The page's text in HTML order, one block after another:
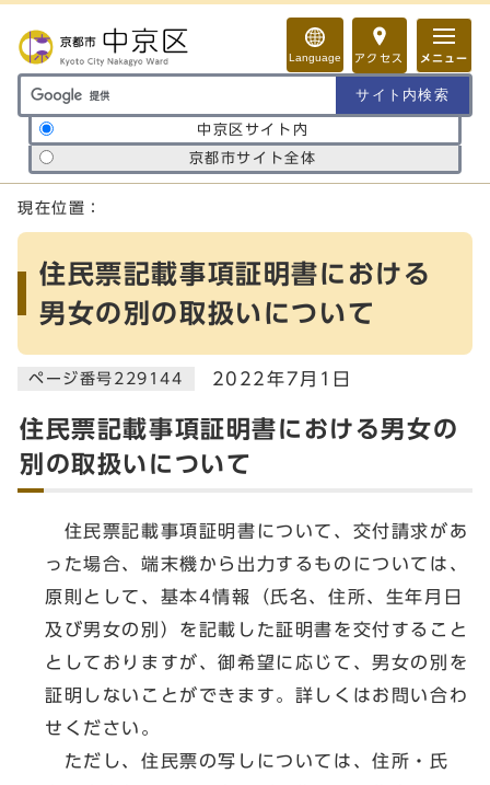
Language アクセス メニュー
サイト内検索の範囲
中京区サイト内
京都市サイト全体
ここから本文です
現在位置：
住民票記載事項証明書における
男女の別の取扱いについて
ページ番号229144 2022年7月1日
住民票記載事項証明書における男女の
別の取扱いについて
住民票記載事項証明書について、交付請求があ
った場合、端末機から出力するものについては、
原則として、基本4情報（氏名、住所、生年月日
及び男女の別）を記載した証明書を交付すること
としておりますが、御希望に応じて、男女の別を
証明しないことができます。詳しくはお問い合わ
せください。
ただし、住民票の写しについては、住所・氏